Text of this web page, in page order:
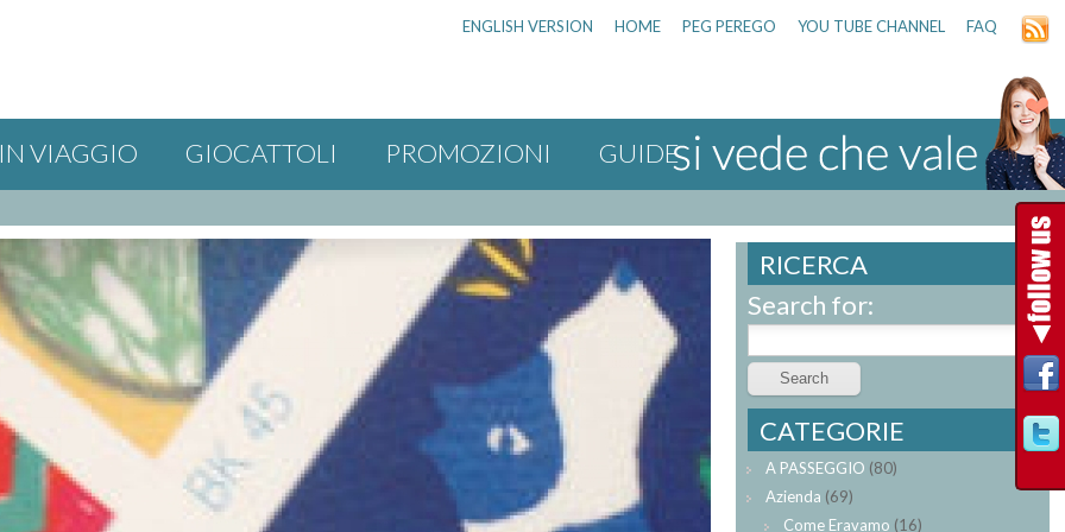
ENGLISH VERSION HOME PEG PEREGO YOU TUBE CHANNEL FAQ
IN VIAGGIO GIOCATTOLI PROMOZIONI
GUIDE
RICERCA
Search for:
CATEGORIE
A PASSEGGIO (80)
Azienda (69)
Come Eravamo (16)